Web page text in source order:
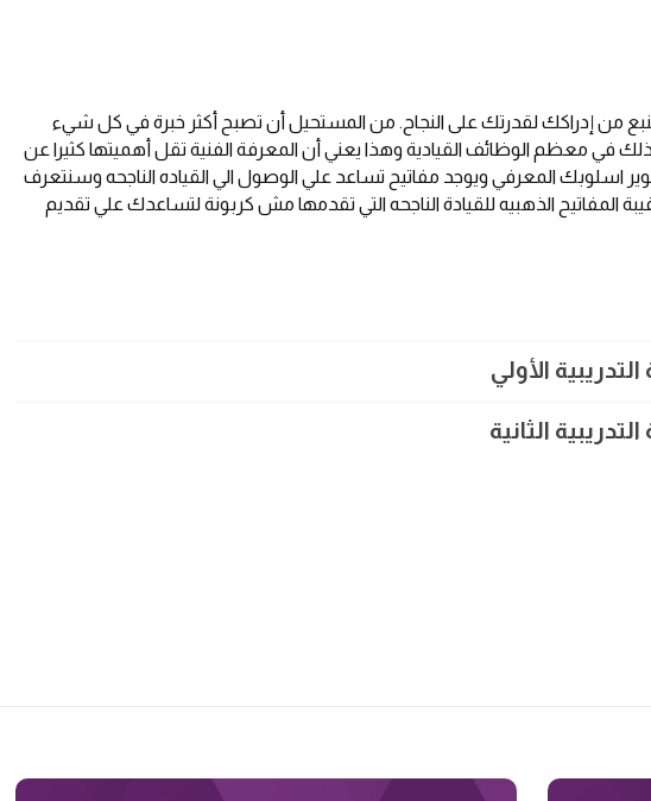
من إدراكك لقدرتك على النجاح. من المستحيل أن تصبح أكثر خبرة في كل شيء
في معظم الوظائف القيادية وهذا يعني أن المعرفة الفنية تقل أهميتها كثيرا عن
اسلوبك المعرفي ويوجد مفاتيح تساعد علي الوصول الي القياده الناجحه وسنتعرف
المفاتيح الذهبيه للقيادة الناجحه التي تقدمها مش كربونة لتساعدك علي تقديم
الأولي
الثانية